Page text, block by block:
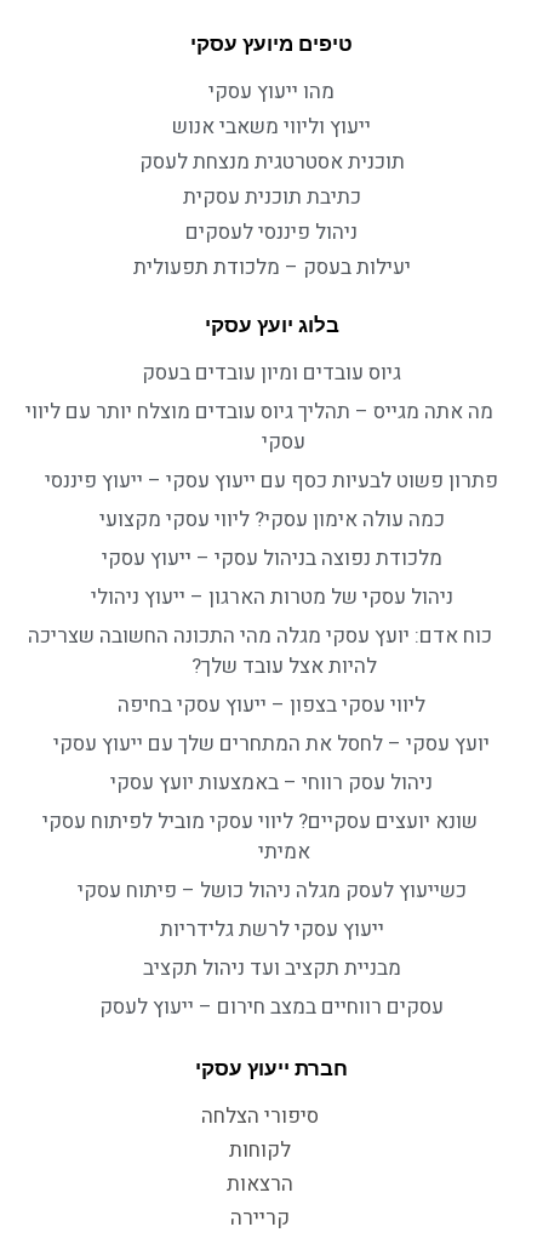
טיפים מיועץ עסקי
מהו ייעוץ עסקי
ייעוץ וליווי משאבי אנוש
תוכנית אסטרטגית מנצחת לעסק
כתיבת תוכנית עסקית
ניהול פיננסי לעסקים
יעילות בעסק – מלכודת תפעולית
בלוג יועץ עסקי
גיוס עובדים ומיון עובדים בעסק
מה אתה מגייס – תהליך גיוס עובדים מוצלח יותר עם ליווי
עסקי
פתרון פשוט לבעיות כסף עם ייעוץ עסקי – ייעוץ פיננסי
כמה עולה אימון עסקי? ליווי עסקי מקצועי
מלכודת נפוצה בניהול עסקי – ייעוץ עסקי
ניהול עסקי של מטרות הארגון – ייעוץ ניהולי
כוח אדם: יועץ עסקי מגלה מהי התכונה החשובה שצריכה
להיות אצל עובד שלך?
ליווי עסקי בצפון – ייעוץ עסקי בחיפה
יועץ עסקי – לחסל את המתחרים שלך עם ייעוץ עסקי
ניהול עסק רווחי – באמצעות יועץ עסקי
שונא יועצים עסקיים? ליווי עסקי מוביל לפיתוח עסקי
אמיתי
כשייעוץ לעסק מגלה ניהול כושל – פיתוח עסקי
ייעוץ עסקי לרשת גלידריות
מבניית תקציב ועד ניהול תקציב
עסקים רווחיים במצב חירום – ייעוץ לעסק
חברת ייעוץ עסקי
סיפורי הצלחה
לקוחות
הרצאות
קריירה